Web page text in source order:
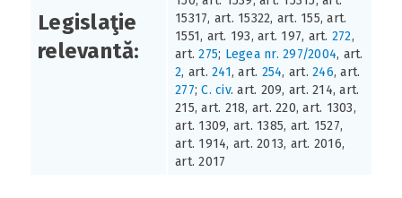
Legislaţie
relevantă:
15317, art. 15322, art. 155, art.
1551, art. 193, art. 197, art. 272,
art.275; Legea nr. 297/2004, art.
2, art. 241, art. 254, art. 246, art.
277;C. civ. art. 209, art. 214, art.
215, art. 218, art. 220, art. 1303,
art. 1309, art. 1385, art. 1527,
art. 1914, art. 2013, art. 2016,
art. 2017